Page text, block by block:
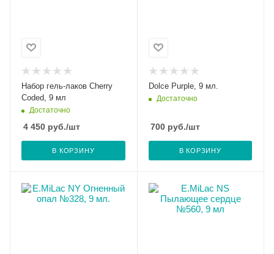
Набор гель-лаков Cherry
Coded, 9 мл
Достаточно
4 450 руб./шт
В КОРЗИНУ
Dolce Purple, 9 мл.
Достаточно
700руб./шт
В КОРЗИНУ